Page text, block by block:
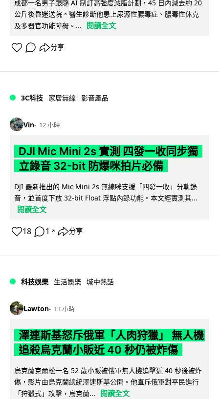
成都一名男子跟隨 AI 制訂高強度減脂計劃，45 日內減去約 20
公斤後昏迷送院。醫生診斷他患上尿源性膿毒症、膿毒性休克
及多器官功能障礙。...
閱讀全文
分享
3C科技 家居無線 影音產品
Vin 12 小時
DJI Mic Mini 2s 實測 四發一收同步獨
立錄音 32-bit 防爆咪拍片必備
DJI 最新推出的 Mic Mini 2s 無線咪支援「四發一收」分軌錄
音，並首度下放 32-bit Float 浮點內錄功能。本文經實測其...
閱讀全文
18 1 ↗ 分享
科技娛樂 生活娛樂 城中熱話
Lawton 13 小時
澤連斯基怒斥俄軍「人肉狩獵」 無人機
追殺烏克蘭小販近 40 秒仍被炸傷
烏克蘭克爾松一名 52 歲小販被俄軍無人機追擊近 40 秒後被炸
傷，影片由烏克蘭總統澤連斯基公開。他直斥俄軍對平民進行
「狩獵式」攻擊，烏克蘭...
閱讀全文